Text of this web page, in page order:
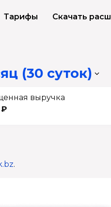
Тарифы Скачать
(30 суток)
выручка
₽
.